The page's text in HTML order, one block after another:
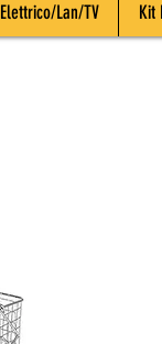
Elettrico/Lan/TV Kit